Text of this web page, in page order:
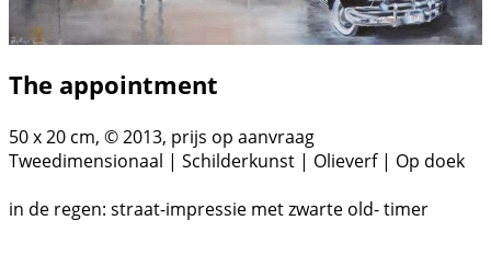
The appointment
50 x 20 cm, © 2013, prijs op aanvraag
Tweedimensionaal | Schilderkunst | Olieverf | Op doek
in de regen: straat-impressie met zwarte old- timer